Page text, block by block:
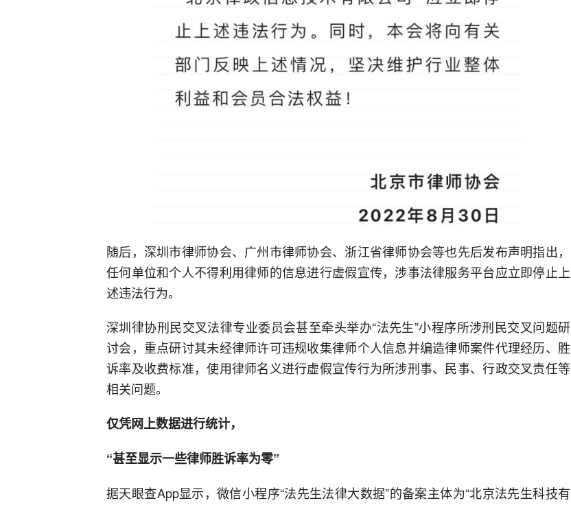
随后，深圳市律师协会、广州市律师协会、浙江省律师协会等也先后发布声明指出，
任何单位和个人不得利用律师的信息进行虚假宣传，涉事法律服务平台应立即停止上
述违法行为。
深圳律协刑民交叉法律专业委员会甚至牵头举办“法先生”小程序所涉刑民交叉问题研
讨会，重点研讨其未经律师许可违规收集律师个人信息并编造律师案件代理经历、胜
诉率及收费标准，使用律师名义进行虚假宣传行为所涉刑事、民事、行政交叉责任等
相关问题。
仅凭网上数据进行统计，
“甚至显示一些律师胜诉率为零”
据天眼查App显示，微信小程序“法先生法律大数据”的备案主体为“北京法先生科技有